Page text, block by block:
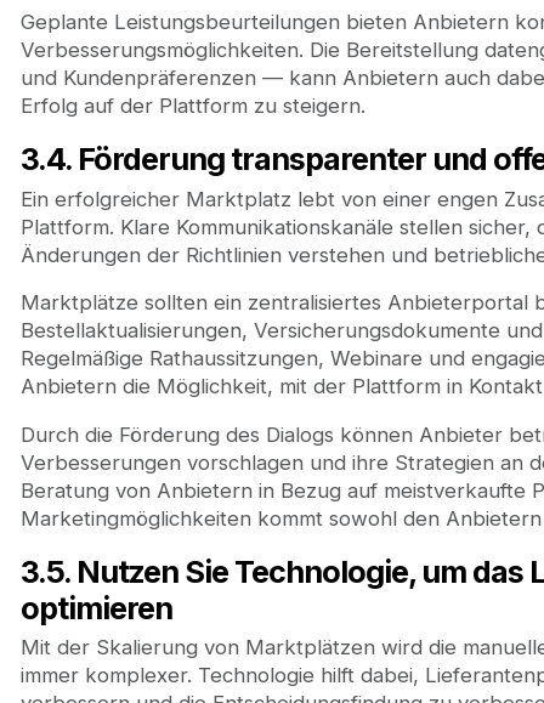
Geplante Leistungsbeurteilungen bieten Anbietern
Verbesserungsmöglichkeiten. Die Bereitstellung
und Kundenpräferenzen — kann Anbietern auch
Erfolg auf der Plattform zu steigern.
3.4. Förderung transparenter und
Ein erfolgreicher Marktplatz lebt von einer engen
Plattform. Klare Kommunikationskanäle stellen
Änderungen der Richtlinien verstehen und
Marktplätze sollten ein zentralisiertes Anbieterportal
Bestellaktualisierungen, Versicherungsdokumente
Regelmäßige Rathaussitzungen, Webinare und
Anbietern die Möglichkeit, mit der Plattform in
Durch die Förderung des Dialogs können Anbieter
Verbesserungen vorschlagen und ihre Strategien an
Beratung von Anbietern in Bezug auf meistverkaufte
Marketingmöglichkeiten kommt sowohl den
3.5. Nutzen Sie Technologie, um
optimieren
Mit der Skalierung von Marktplätzen wird die
immer komplexer. Technologie hilft dabei,